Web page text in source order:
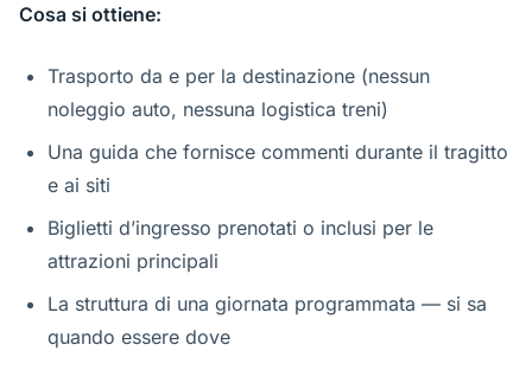
Cosa si ottiene:
Trasporto da e per la destinazione (nessun
noleggio auto, nessuna logistica treni)
Una guida che fornisce commenti durante il tragitto
e ai siti
Biglietti d’ingresso prenotati o inclusi per le
attrazioni principali
La struttura di una giornata programmata — si sa
quando essere dove